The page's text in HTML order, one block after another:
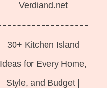
Verdiand.net
30+ Kitchen Island
Ideas for Every Home,
Style, and Budget |